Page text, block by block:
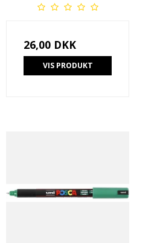
26,00 DKK
VIS PRODUKT